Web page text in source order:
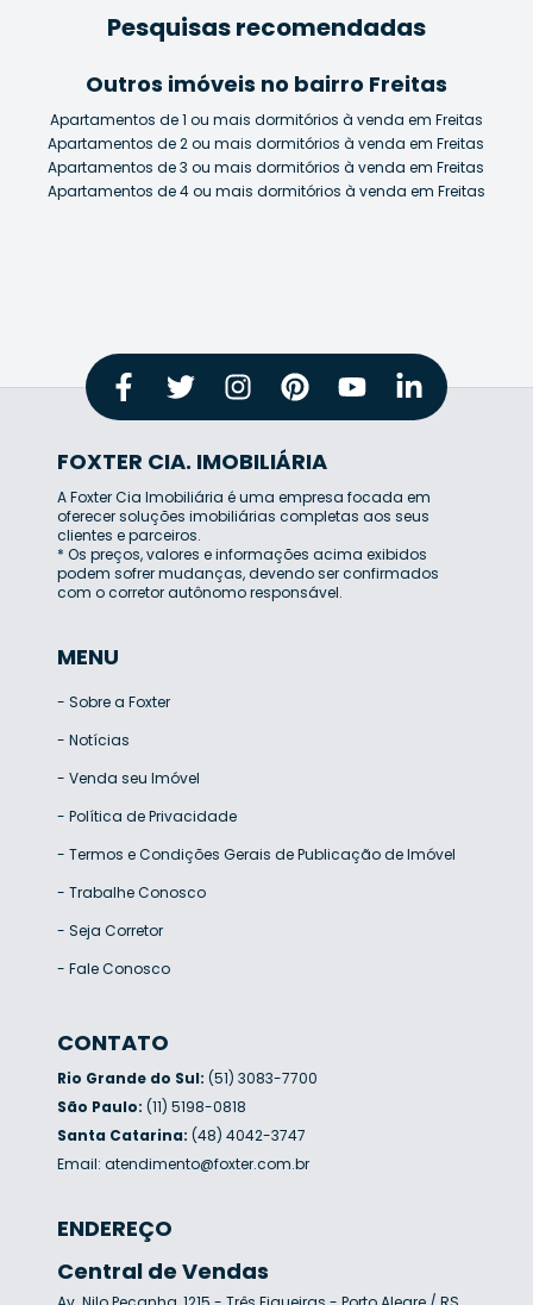
Pesquisas recomendadas
Outros imóveis no bairro Freitas
Apartamentos de 1 ou mais dormitórios à venda em Freitas
Apartamentos de 2 ou mais dormitórios à venda em Freitas
Apartamentos de 3 ou mais dormitórios à venda em Freitas
Apartamentos de 4 ou mais dormitórios à venda em Freitas
FOXTER CIA. IMOBILIÁRIA
A Foxter Cia Imobiliária é uma empresa focada em
oferecer soluções imobiliárias completas aos seus
clientes e parceiros.
* Os preços, valores e informações acima exibidos
podem sofrer mudanças, devendo ser confirmados
com o corretor autônomo responsável.
MENU
- Sobre a Foxter
- Notícias
- Venda seu Imóvel
- Política de Privacidade
- Termos e Condições Gerais de Publicação de Imóvel
- Trabalhe Conosco
- Seja Corretor
- Fale Conosco
CONTATO
Rio Grande do Sul: (51) 3083-7700
São Paulo: (11) 5198-0818
Santa Catarina: (48) 4042-3747
Email: atendimento@foxter.com.br
ENDEREÇO
Central de Vendas